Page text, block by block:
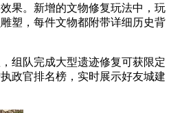
果。新增的文物修复玩法中，玩
塑，每件文物都附带详细历史背
组队完成大型遗迹修复可获限定
政官排名榜，实时展示好友城建